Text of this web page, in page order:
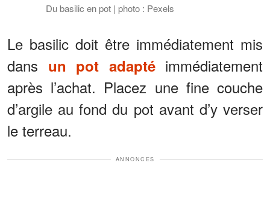
Du basilic en pot | photo : Pexels
Le basilic doit être immédiatement mis
dans un pot adaptéimmédiatement
après l’achat. Placez une fine couche
d’argile au fond du pot avant d’y verser
le terreau.
ANNONCES